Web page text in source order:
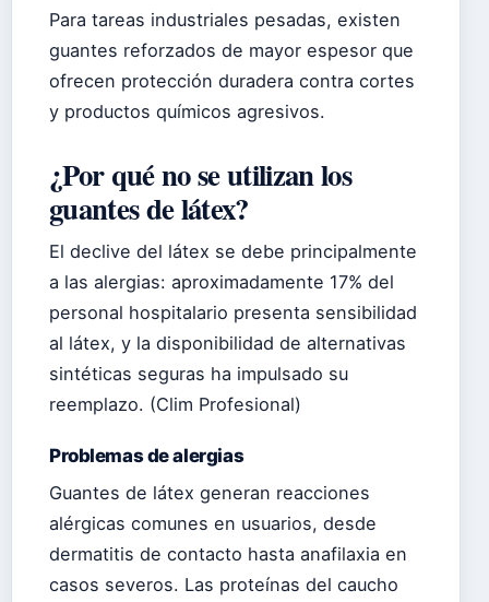
Para tareas industriales pesadas, existen
guantes reforzados de mayor espesor que
ofrecen protección duradera contra cortes
y productos químicos agresivos.
¿Por qué no se utilizan los
guantes de látex?
El declive del látex se debe principalmente
a las alergias: aproximadamente 17% del
personal hospitalario presenta sensibilidad
al látex, y la disponibilidad de alternativas
sintéticas seguras ha impulsado su
reemplazo. (Clim Profesional)
Problemas de alergias
Guantes de látex generan reacciones
alérgicas comunes en usuarios, desde
dermatitis de contacto hasta anafilaxia en
casos severos. Las proteínas del caucho